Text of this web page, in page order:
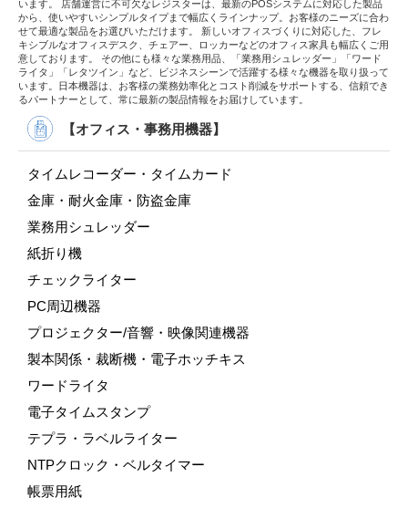
います。 店舗運営に不可欠なレジスターは、最新のPOSシステムに対応した製品
から、使いやすいシンプルタイプまで幅広くラインナップ。お客様のニーズに合わ
せて最適な製品をお選びいただけます。 新しいオフィスづくりに対応した、フレ
キシブルなオフィスデスク、チェアー、ロッカーなどのオフィス家具も幅広くご用
意しております。 その他にも様々な業務用品、「業務用シュレッダー」「ワード
ライタ」「レタツイン」など、ビジネスシーンで活躍する様々な機器を取り扱って
います。日本機器は、お客様の業務効率化とコスト削減をサポートする、信頼でき
るパートナーとして、常に最新の製品情報をお届けしています。
【オフィス・事務用機器】
タイムレコーダー・タイムカード
金庫・耐火金庫・防盗金庫
業務用シュレッダー
紙折り機
チェックライター
PC周辺機器
プロジェクター/音響・映像関連機器
製本関係・裁断機・電子ホッチキス
ワードライタ
電子タイムスタンプ
テプラ・ラベルライター
NTPクロック・ベルタイマー
帳票用紙